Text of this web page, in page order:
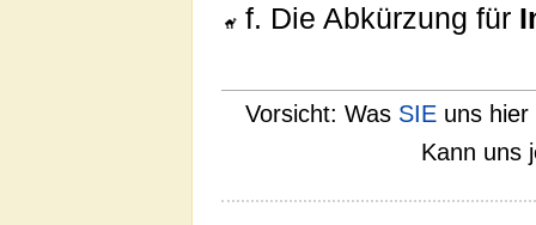
f. Die Abkürzung für
Vorsicht: Was SIEuns hier
Kann uns